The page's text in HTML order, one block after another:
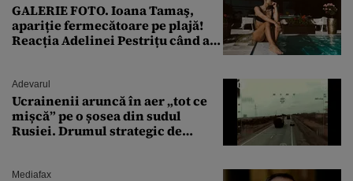
GALERIE FOTO. Ioana Tamaş,
apariție fermecătoare pe plajă!
Reacția Adelinei Pestrițu când a
Adevarul
Ucrainenii aruncă în aer „tot ce
mișcă” pe o șosea din sudul
Rusiei. Drumul strategic de
Mediafax